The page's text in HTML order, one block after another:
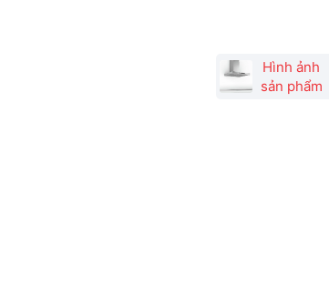
Hình ảnh
sản phẩm